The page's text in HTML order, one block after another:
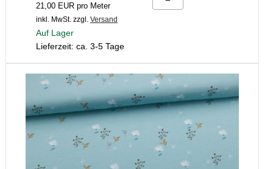
21,00 EUR pro Meter
inkl. MwSt. zzgl. Versand
Auf Lager
Lieferzeit: ca. 3-5 Tage